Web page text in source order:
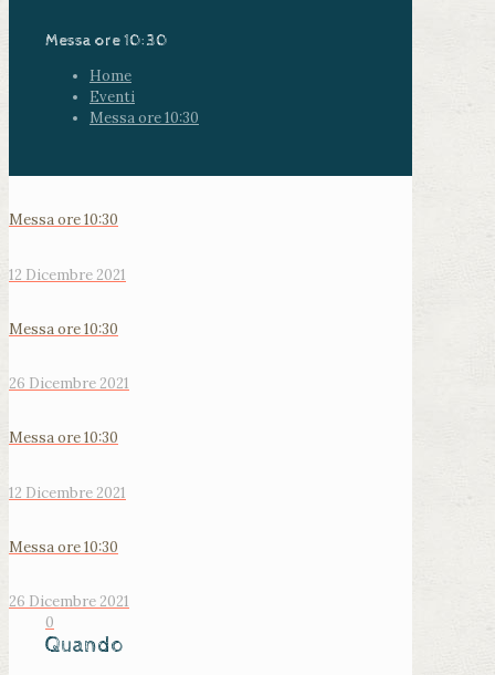
Messa ore 10:30
Home
Eventi
Messa ore 10:30
Messa ore 10:30
12 Dicembre 2021
Messa ore 10:30
26 Dicembre 2021
Messa ore 10:30
12 Dicembre 2021
Messa ore 10:30
26 Dicembre 2021
0
Quando